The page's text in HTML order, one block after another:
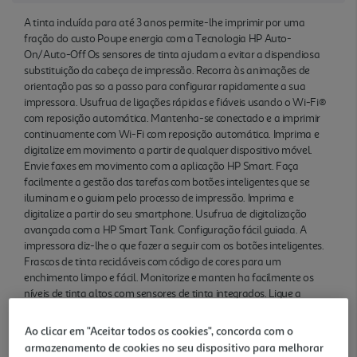
A tinta incluída para até 3 anos permite-lhe imprimir por uma
fração do custo Poupe energia com a Tecnologia HP Auto-
On/Auto-Off Os sensores de tinta ajudam a evitar a dispendiosa
substituição da cabeça de impressão. Recorra às animações de
orientação pas so a passo para configurar rapidamente a sua
impressora. Usufrua de ligações rápidas e fiáveis usando o Wi-Fi®
com reposição automática. Mantenha-se conectado e a imprimir
continuamente com Wi-Fi com reposição automática. Imprima e
digitalize em movimento a partir de qualquer dispositivo móvel.
Envie faxes em movimento com a aplicação HP Smart. Faça
facilmente a gestão das tarefas com botões inteligentes que se
iluminam e o guiam pelo processo de impressão. Imprima e
digitalize a partir do seu smartphone. Usufrua de digitalização
avançada com a HP Smart Tank. Configuração fácil guiada. A
impressora diz-lhe o que fazer a seguir com os botões inteligentes.
Frascos de tinta recicláveis com código de cores para um
enchimento limpo e fácil. Monitorize e manten ha facilmente os
níveis de tinta altos com sensores de tinta integrados. Ligue a
necessária.
Ao clicar em "Aceitar todos os cookies", concorda com o
armazenamento de cookies no seu dispositivo para melhorar